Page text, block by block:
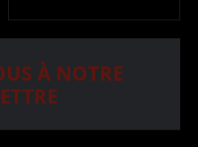
À NOTRE